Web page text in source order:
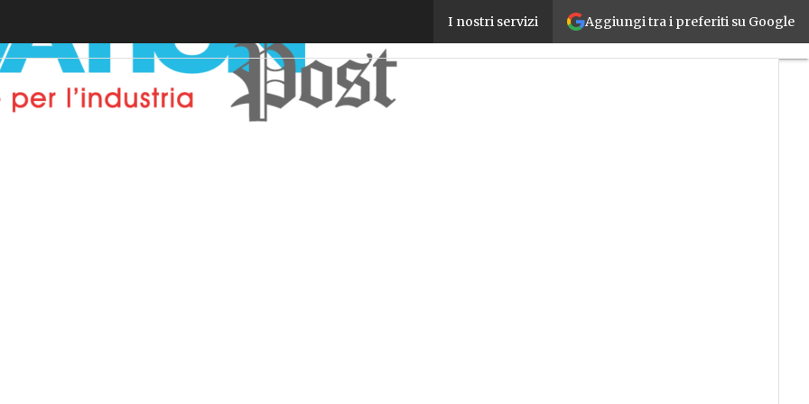
Aggiungi tra i preferiti su Google
I nostri servizi
Danfoss ha acquisito Prosa e fornirà soluzioni in